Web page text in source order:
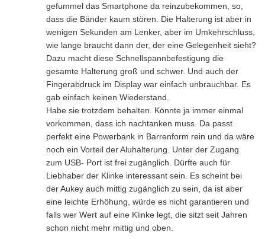
gefummel das Smartphone da reinzubekommen, so,
dass die Bänder kaum stören. Die Halterung ist aber in
wenigen Sekunden am Lenker, aber im Umkehrschluss,
wie lange braucht dann der, der eine Gelegenheit sieht?
Dazu macht diese Schnellspannbefestigung die
gesamte Halterung groß und schwer. Und auch der
Fingerabdruck im Display war einfach unbrauchbar. Es
gab einfach keinen Wiederstand.
Habe sie trotzdem behalten. Könnte ja immer einmal
vorkommen, dass ich nachtanken muss. Da passt
perfekt eine Powerbank in Barrenform rein und da wäre
noch ein Vorteil der Aluhalterung. Unter der Zugang
zum USB- Port ist frei zugänglich. Dürfte auch für
Liebhaber der Klinke interessant sein. Es scheint bei
der Aukey auch mittig zugänglich zu sein, da ist aber
eine leichte Erhöhung, würde es nicht garantieren und
falls wer Wert auf eine Klinke legt, die sitzt seit Jahren
schon nicht mehr mittig und oben.